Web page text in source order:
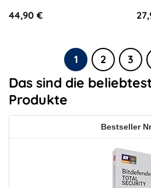
44,90 €
1 2 3
Das sind die
Produkte